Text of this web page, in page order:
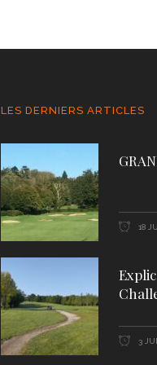
LES DERNIERS ARTICLES
18
3